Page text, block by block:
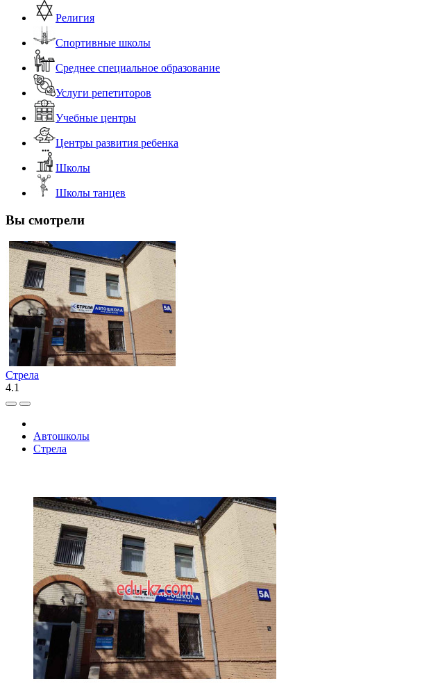
Религия
Спортивные школы
Среднее специальное образование
Услуги репетиторов
Учебные центры
Центры развития ребенка
Школы
Школы танцев
Вы смотрели
Стрела
4.1
Автошколы
Стрела